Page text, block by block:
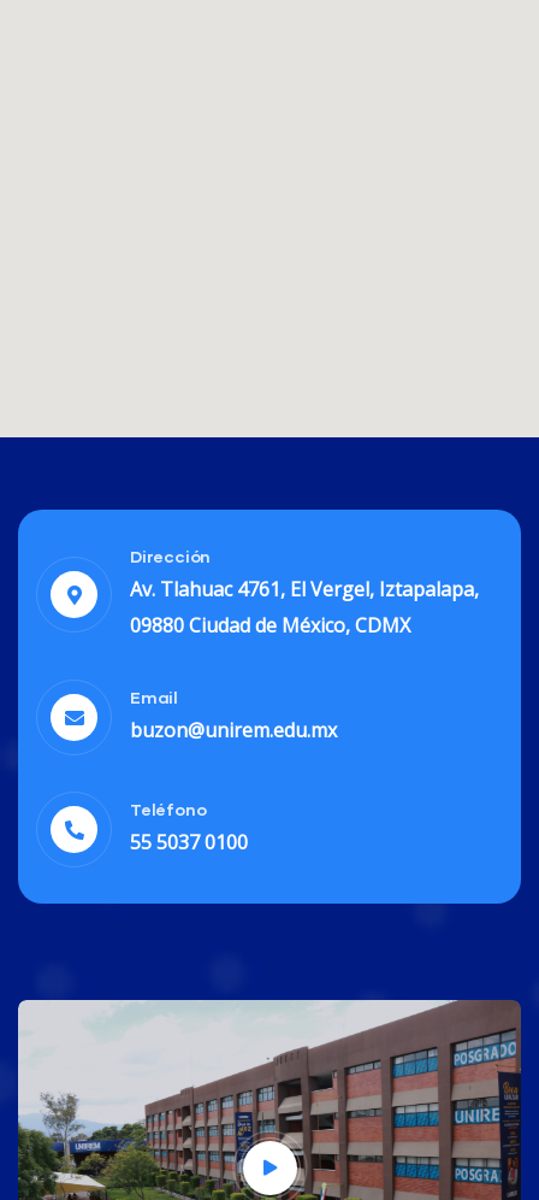
Dirección
Av. Tlahuac 4761, El Vergel, Iztapalapa,
09880 Ciudad de México, CDMX
Email
buzon@unirem.edu.mx
Teléfono
55 5037 0100